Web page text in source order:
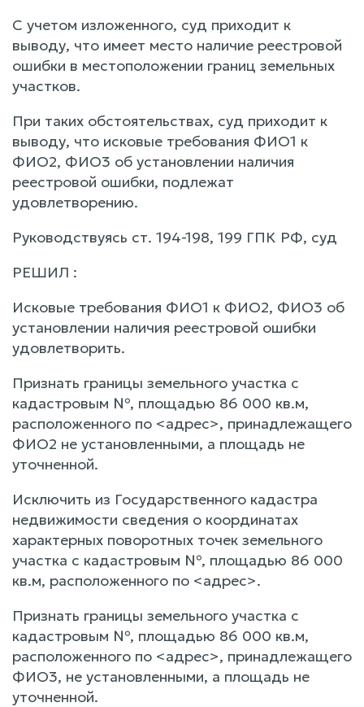
С учетом изложенного, суд приходит к
выводу, что имеет место наличие реестровой
ошибки в местоположении границ земельных
участков.
При таких обстоятельствах, суд приходит к
выводу, что исковые требования ФИО1 к
ФИО2, ФИО3 об установлении наличия
реестровой ошибки, подлежат
удовлетворению.
Руководствуясь ст. 194-198, 199 ГПК РФ, суд
РЕШИЛ :
Исковые требования ФИО1 к ФИО2, ФИО3 об
установлении наличия реестровой ошибки
удовлетворить.
Признать границы земельного участка с
кадастровым №, площадью 86 000 кв.м,
расположенного по <адрес>, принадлежащего
ФИО2 не установленными, а площадь не
уточненной.
Исключить из Государственного кадастра
недвижимости сведения о координатах
характерных поворотных точек земельного
участка с кадастровым №, площадью 86 000
кв.м, расположенного по <адрес>.
Признать границы земельного участка с
кадастровым №, площадью 86 000 кв.м,
расположенного по <адрес>, принадлежащего
ФИО3, не установленными, а площадь не
уточненной.